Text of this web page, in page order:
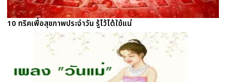
10 ทริคเพื่อสุขภาพประจำวัน รู้ไว้ได้ใช้แน่